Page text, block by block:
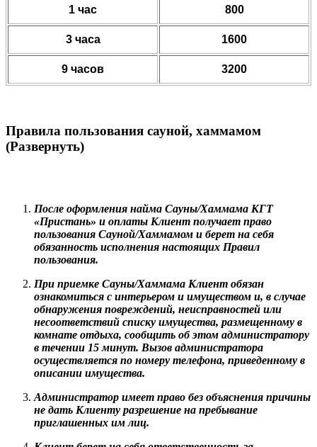
1 час 800
3 часа 1600
9 часов 3200
Правила пользования сауной, хаммамом
(Развернуть)
После оформления найма Сауны/Хаммама КГТ
«Пристань» и оплаты Клиент получает право
пользования Сауной/Хаммамом и берет на себя
обязанность исполнения настоящих Правил
пользования.
При приемке Сауны/Хаммама Клиент обязан
ознакомиться с интерьером и имуществом и, в случае
обнаружения повреждений, неисправностей или
несоответствий списку имущества, размещенному в
комнате отдыха, сообщить об этом администратору
в течении 15 минут. Вызов администратора
осуществляется по номеру телефона, приведенному в
описании имущества.
Администратор имеет право без объяснения причины
не дать Клиенту разрешение на пребывание
приглашенных им лиц.